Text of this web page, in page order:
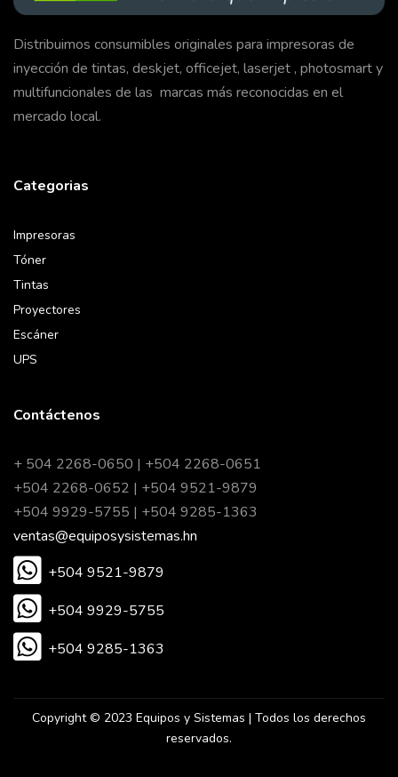
Distribuimos consumibles originales para impresoras de
inyección de tintas, deskjet, officejet, laserjet , photosmart y
multifuncionales de las marcas más reconocidas en el
mercado local.
Categorias
Impresoras
Tóner
Tintas
Proyectores
Escáner
UPS
Contáctenos
+ 504 2268-0650 | +504 2268-0651
+504 2268-0652 | +504 9521-9879
+504 9929-5755 | +504 9285-1363
ventas@equiposysistemas.hn
+504 9521-9879
+504 9929-5755
+504 9285-1363
Copyright © 2023 Equipos y Sistemas | Todos los derechos
reservados.